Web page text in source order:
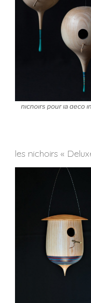
nichoirs pour la déco
les nichoirs «